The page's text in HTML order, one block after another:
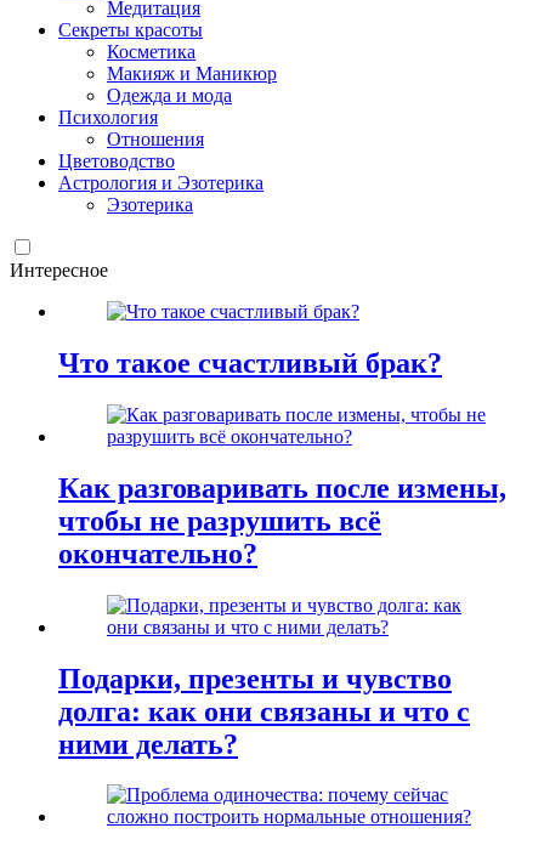
Медитация
Секреты красоты
Косметика
Макияж и Маникюр
Одежда и мода
Психология
Отношения
Цветоводство
Астрология и Эзотерика
Эзотерика
Интересное
Что такое счастливый брак?
Как разговаривать после измены,
чтобы не разрушить всё
окончательно?
Подарки, презенты и чувство
долга: как они связаны и что с
ними делать?